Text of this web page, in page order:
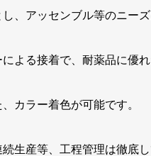
、アッセンブル等のニーズ
よる接着で、耐薬品に優
カラー着色が可能です。
生産等、工程管理は徹底し